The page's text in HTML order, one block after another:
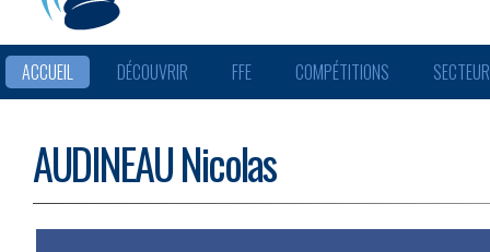
ACCUEIL DÉCOUVRIR FFE COMPÉTITIONS
AUDINEAU Nicolas